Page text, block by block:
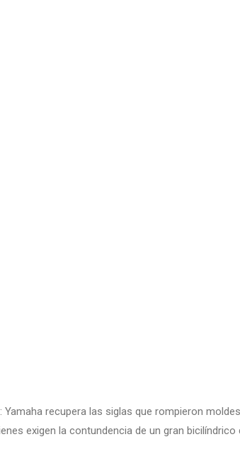
recupera las siglas que rompieron
exigen la contundencia de un gran